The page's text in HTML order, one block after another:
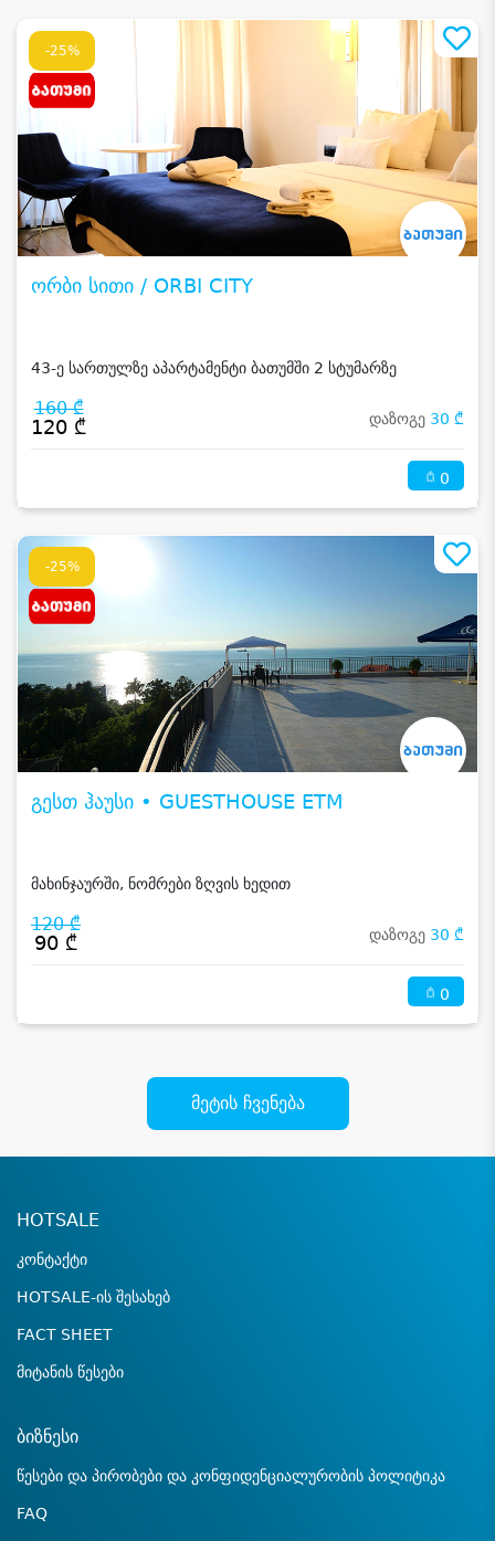
-25%
ორბი სითი / ORBI CITY
43-ე სართულზე აპარტამენტი ბათუმში 2 სტუმარზე
160 ₾
120 ₾ დაზოგე 30 ₾
0
-25%
გესთ ჰაუსი • GUESTHOUSE ETM
მახინჯაურში, ნომრები ზღვის ხედით
120 ₾
90 ₾ დაზოგე 30 ₾
0
მეტის ჩვენება
HOTSALE
კონტაქტი
HOTSALE-ის შესახებ
FACT SHEET
მიტანის წესები
ბიზნესი
წესები და პირობები და კონფიდენციალურობის პოლიტიკა
FAQ